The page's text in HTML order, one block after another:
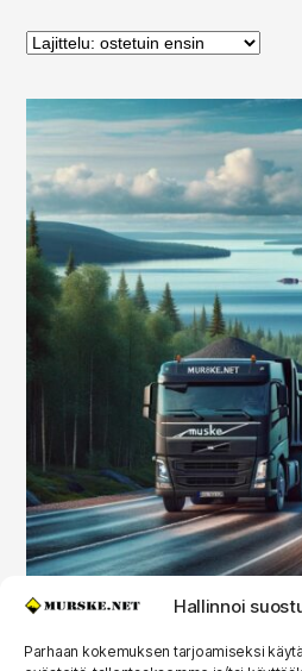
Hallinnoi
Parhaan kokemuksen tarjoamiseksi
Pohjois-Karjala
0,00€ sis. alv